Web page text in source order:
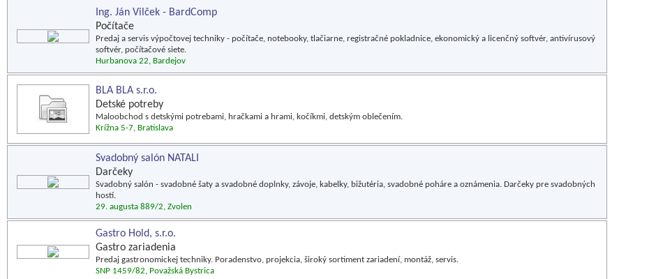
Ing. Ján Vilček - BardComp
Počítače
Predaj a servis výpočtovej techniky - počítače, notebooky, tlačiarne, registračné pokladnice, ekonomický a licenčný softvér, antivírusový
softvér, počítačové siete.
Hurbanova 22, Bardejov
BLA BLA s.r.o.
Detské potreby
Maloobchod s detskými potrebami, hračkami a hrami, kočíkmi, detským oblečením.
Krížna 5-7, Bratislava
Svadobný salón NATALI
Darčeky
Svadobný salón - svadobné šaty a svadobné doplnky, závoje, kabelky, bižutéria, svadobné poháre a oznámenia. Darčeky pre svadobných
hostí.
29. augusta 889/2, Zvolen
Gastro Hold, s.r.o.
Gastro zariadenia
Predaj gastronomickej techniky. Poradenstvo, projekcia, široký sortiment zariadení, montáž, servis.
SNP 1459/82, Považská Bystrica